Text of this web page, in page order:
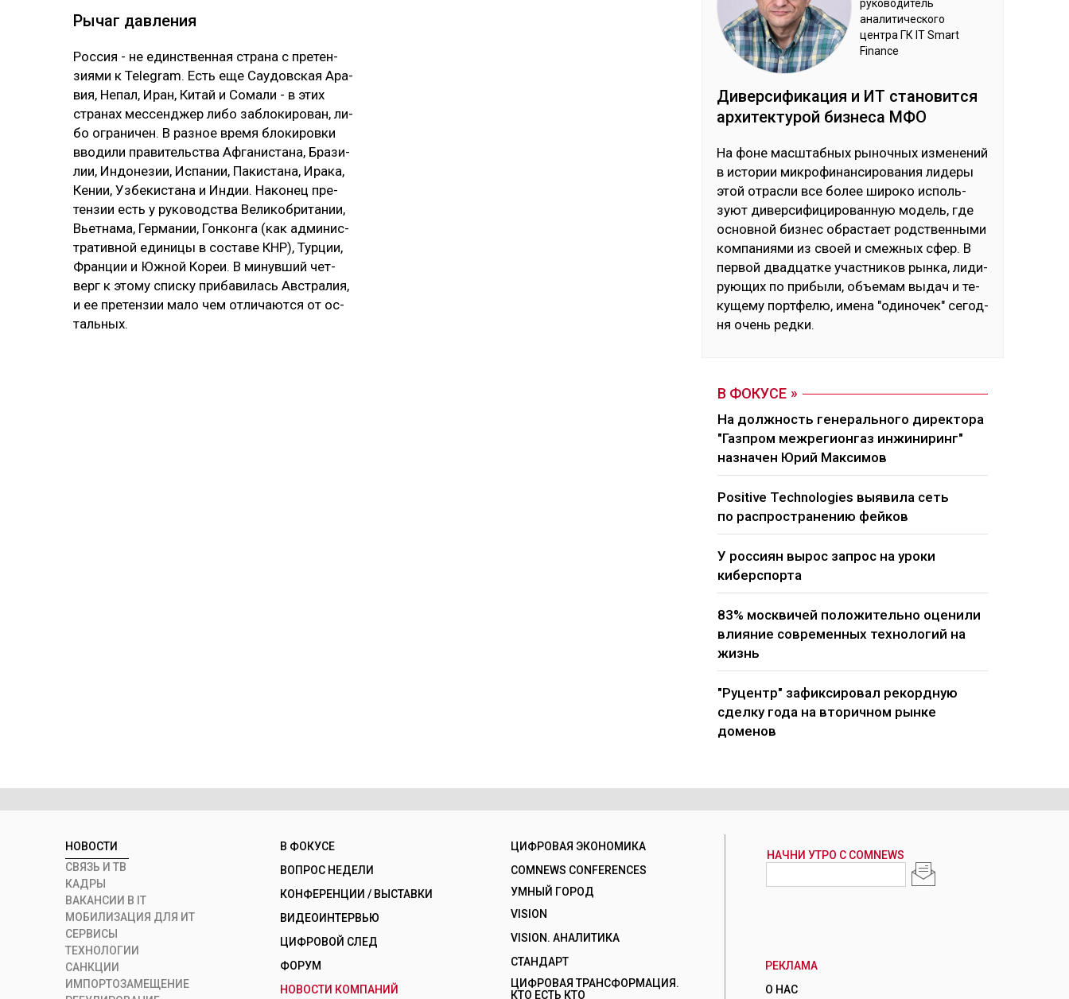
Ры­чаг дав­ле­ния
Рос­сия - не единс­твен­ная стра­на с пре­тен­
зия­ми к Telegram. Есть еще Сау­дов­ская Ара­
вия, Не­пал, Иран, Ки­тай и Со­ма­ли - в этих
стра­нах мес­сен­джер ли­бо заб­ло­ки­ро­ван, ли­
бо ог­ра­ни­чен. В раз­ное вре­мя бло­ки­ров­ки
вво­ди­ли пра­ви­тель­ства Аф­га­нис­та­на, Бра­зи­
лии, Ин­до­не­зии, Ис­па­нии, Па­кис­та­на, Ира­ка,
Ке­нии, Уз­бе­кис­та­на и Ин­дии. На­ко­нец пре­
тен­зии есть у ру­ко­водс­тва Ве­ли­коб­ри­та­нии,
Вь­ет­на­ма, Гер­ма­нии, Гон­кон­га (как ад­ми­нис­
тра­тив­ной еди­ни­цы в сос­та­ве КНР), Тур­ции,
Фран­ции и Юж­ной Ко­реи. В ми­нув­ший чет­
верг к это­му спис­ку при­ба­ви­лась Авс­тра­лия,
и ее пре­тен­зии ма­ло чем от­ли­чают­ся от ос­
таль­ных.
ру­ково­дитель
ана­лити­чес­ко­го
цен­тра ГК IT Smart
Finance
Ди­вер­си­фика­ция и ИТ ста­новит­ся
ар­хи­тек­ту­рой биз­не­са МФО
На фо­не мас­штаб­ных ры­ноч­ных из­ме­не­ний
в ис­то­рии мик­ро­фи­нан­си­ро­ва­ния ли­де­ры
этой от­рас­ли все бо­лее ши­ро­ко ис­поль­
зуют ди­вер­си­фи­ци­ро­ван­ную мо­дель, где
ос­нов­ной биз­нес об­рас­тает родс­твен­ны­ми
ком­па­ния­ми из своей и смеж­ных сфер. В
пер­вой двад­цат­ке учас­тни­ков рын­ка, ли­ди­
рую­щих по при­бы­ли, объ­емам вы­дач и те­
ку­ще­му пор­тфе­лю, име­на "оди­но­чек" се­год­
ня очень ред­ки.
В ФОКУСЕ
На должность генерального директора
"Газпром межрегионгаз инжиниринг"
назначен Юрий Максимов
Positive Technologies выявила сеть
по распространению фейков
У россиян вырос запрос на уроки
киберспорта
83% москвичей положительно оценили
влияние современных технологий на
жизнь
"Руцентр" зафиксировал рекордную
сделку года на вторичном рынке
доменов
НОВОСТИ
СВЯЗЬ И ТВ
КАДРЫ
ВАКАНСИИ В IT
МОБИЛИЗАЦИЯ ДЛЯ ИТ
СЕРВИСЫ
ТЕХНОЛОГИИ
САНКЦИИ
ИМПОРТОЗАМЕЩЕНИЕ
В ФОКУСЕ
ВОПРОС НЕДЕЛИ
КОНФЕРЕНЦИИ / ВЫСТАВКИ
ВИДЕОИНТЕРВЬЮ
ЦИФРОВОЙ СЛЕД
ФОРУМ
НОВОСТИ КОМПАНИЙ
ЦИФРОВАЯ ЭКОНОМИКА
COMNEWS CONFERENCES
УМНЫЙ ГОРОД
VISION
VISION. АНАЛИТИКА
СТАНДАРТ
ЦИФРОВАЯ ТРАНСФОРМАЦИЯ.
КТО ЕСТЬ КТО
РЕКЛАМА
О НАС